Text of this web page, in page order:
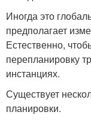
Иногда это
предполагает
Естественно,
перепланировку
инстанциях.
Существует
планировки.